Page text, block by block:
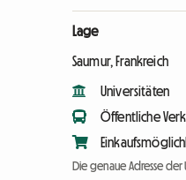
Lage
Saumur, Frankreich
Universitäten
Öffentliche
Die genaue Adresse